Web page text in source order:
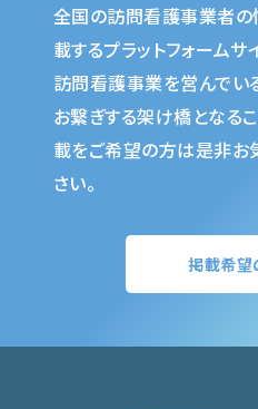
全国の訪問看護事業者
載するプラットフォームサ
訪問看護事業を営んでい
お繋ぎする架け橋となる
載をご希望の方は是非お
さい。
掲載希望